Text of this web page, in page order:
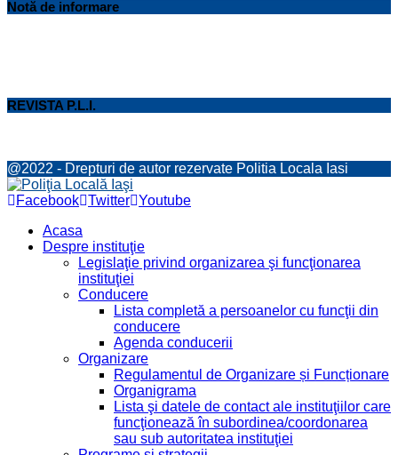
Notă de informare
REVISTA P.L.I.
@2022 - Drepturi de autor rezervate Politia Locala Iasi
Facebook Twitter Youtube
Acasa
Despre instituţie
Legislaţie privind organizarea şi funcţionarea
instituţiei
Conducere
Lista completă a persoanelor cu funcţii din
conducere
Agenda conducerii
Organizare
Regulamentul de Organizare și Funcționare
Organigrama
Lista şi datele de contact ale instituţiilor care
funcţionează în subordinea/coordonarea
sau sub autoritatea instituţiei